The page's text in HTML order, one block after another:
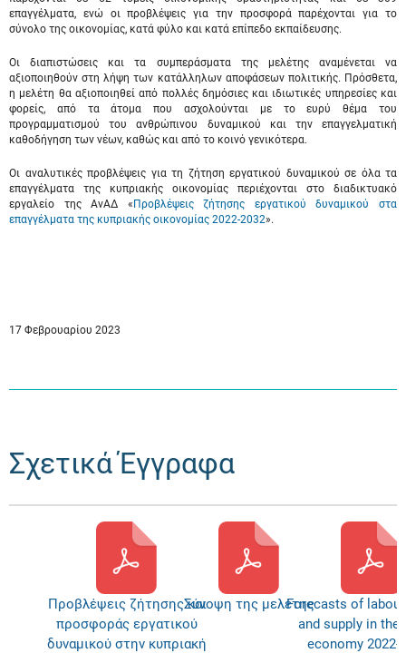
επαγγέλματα, ενώ οι προβλέψεις για την προσφορά παρέχονται για το
σύνολο της οικονομίας, κατά φύλο και κατά επίπεδο εκπαίδευσης.
Οι διαπιστώσεις και τα συμπεράσματα της μελέτης αναμένεται να
αξιοποιηθούν στη λήψη των κατάλληλων αποφάσεων πολιτικής. Πρόσθετα,
η μελέτη θα αξιοποιηθεί από πολλές δημόσιες και ιδιωτικές υπηρεσίες και
φορείς, από τα άτομα που ασχολούνται με το ευρύ θέμα του
προγραμματισμού του ανθρώπινου δυναμικού και την επαγγελματική
καθοδήγηση των νέων, καθώς και από το κοινό γενικότερα.
Οι αναλυτικές προβλέψεις για τη ζήτηση εργατικού δυναμικού σε όλα τα
επαγγέλματα της κυπριακής οικονομίας περιέχονται στο διαδικτυακό
εργαλείο της ΑνΑΔ « Προβλέψεις ζήτησης εργατικού δυναμικού στα
επαγγέλματα της κυπριακής οικονομίας 2022-2032».
17 Φεβρουαρίου 2023
Σχετικά Έγγραφα
Προβλέψεις ζήτησης και
προσφοράς εργατικού
δυναμικού στην κυπριακή
Σύνοψη της μελέτηςForecasts of
and supply in the
economy 2022-